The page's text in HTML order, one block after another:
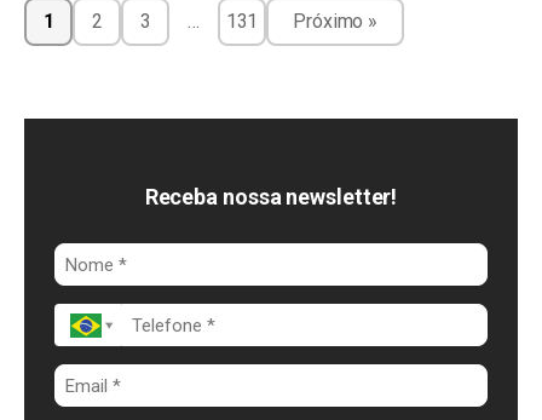
1 2 3 … 131 Próximo »
Receba nossa newsletter!